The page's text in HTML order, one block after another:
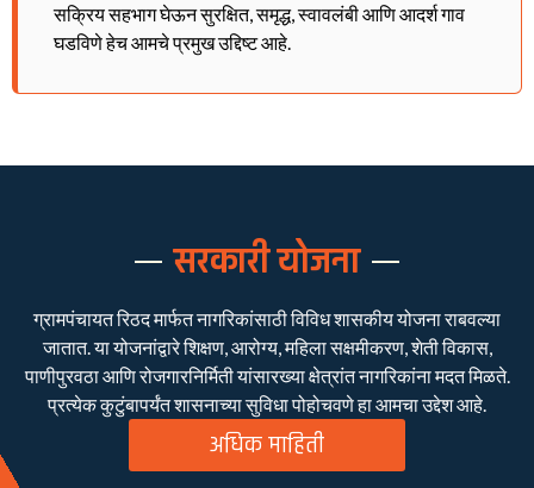
सक्रिय सहभाग घेऊन सुरक्षित, समृद्ध, स्वावलंबी आणि आदर्श गाव
घडविणे हेच आमचे प्रमुख उद्दिष्ट आहे.
सरकारी योजना
ग्रामपंचायत रिठद मार्फत नागरिकांसाठी विविध शासकीय योजना राबवल्या
जातात. या योजनांद्वारे शिक्षण, आरोग्य, महिला सक्षमीकरण, शेती विकास,
पाणीपुरवठा आणि रोजगारनिर्मिती यांसारख्या क्षेत्रांत नागरिकांना मदत मिळते.
प्रत्येक कुटुंबापर्यंत शासनाच्या सुविधा पोहोचवणे हा आमचा उद्देश आहे.
अधिक माहिती